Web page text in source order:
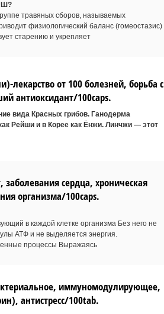
травяных сборов, называемых
физиологический баланс (гомеостазис)
старению и укрепляет
лекарство от 100 болезней, борьба с
антиоксидант/100caps.
вида Красных грибов. Ганодерма
Рейши и в Корее как Ёнжи. Линчжи — этот
сердца, хроническая
организма/100caps.
в каждой клетке организма Без него не
АТФ и не выделяется энергия.
процессы Выражаясь
иммуномодулирующее,
антистресс/100tab.